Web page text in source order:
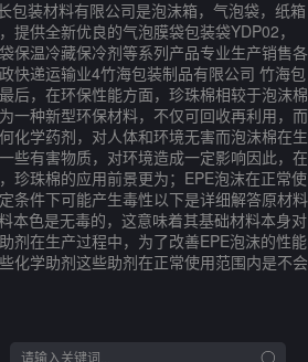
包装材料有限公司是泡沫箱，气泡袋，纸箱
提供全新优良的气泡膜袋包装袋YDP02，
保温冷藏保冷剂等系列产品专业生产销售各
快递运输业4竹海包装制品有限公司 竹海包
后，在环保性能方面，珍珠棉相较于泡沫棉
一种新型环保材料，不仅可回收再利用，而
化学药剂，对人体和环境无害而泡沫棉在生
些有害物质，对环境造成一定影响因此，在
珍珠棉的应用前景更为；EPE泡沫在正常使
条件下可能产生毒性以下是详细解答原材料
本色是无毒的，这意味着其基础材料本身对
剂在生产过程中，为了改善EPE泡沫的性能
化学助剂这些助剂在正常使用范围内是不会